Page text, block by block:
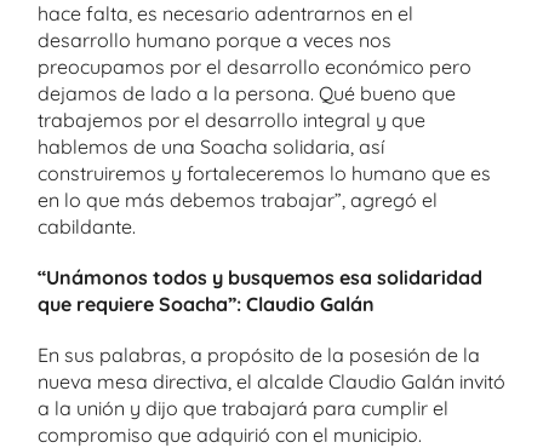
hace falta, es necesario adentrarnos en el
desarrollo humano porque a veces nos
preocupamos por el desarrollo económico pero
dejamos de lado a la persona. Qué bueno que
trabajemos por el desarrollo integral y que
hablemos de una Soacha solidaria, así
construiremos y fortaleceremos lo humano que es
en lo que más debemos trabajar”, agregó el
cabildante.
“Unámonos todos y busquemos esa solidaridad
que requiere Soacha”: Claudio Galán
En sus palabras, a propósito de la posesión de la
nueva mesa directiva, el alcalde Claudio Galán invitó
a la unión y dijo que trabajará para cumplir el
compromiso que adquirió con el municipio.